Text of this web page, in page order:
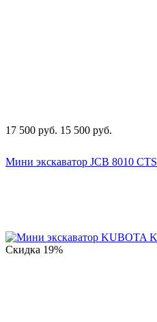
17 500 руб. 15 500 руб.
Мини экскаватор JCB 8010 CTS
Скидка 19%